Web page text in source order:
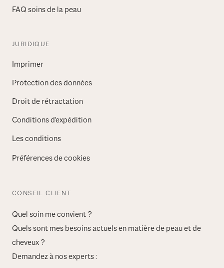
FAQ soins de la peau
JURIDIQUE
Imprimer
Protection des données
Droit de rétractation
Conditions d'expédition
Les conditions
Préférences de cookies
CONSEIL CLIENT
Quel soin me convient ?
Quels sont mes besoins actuels en matière de peau et de
cheveux ?
Demandez à nos experts :